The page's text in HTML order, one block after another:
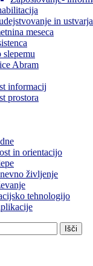
in
meseca
slepemu
Abram
informacij
prostora
in orientacijo
življenje
tehnologijo